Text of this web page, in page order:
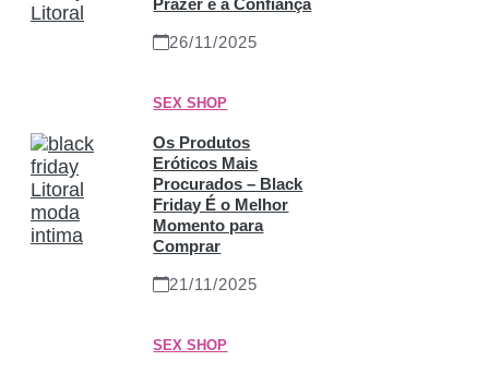
Prazer e a Confiança
26/11/2025
SEX SHOP
Os Produtos
Eróticos Mais
Procurados – Black
Friday É o Melhor
Momento para
Comprar
21/11/2025
SEX SHOP